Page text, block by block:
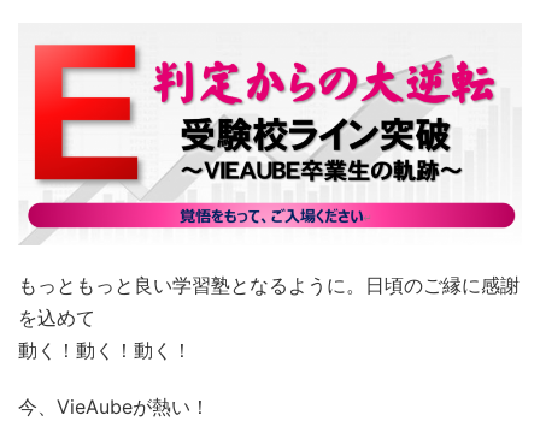
もっともっと良い学習塾となるように。日頃のご縁に感謝
を込めて
動く！動く！動く！
今、VieAubeが熱い！